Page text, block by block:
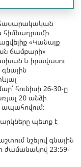
հիմնադրամի
«Կանայք
ճամբարի»
և իրավասու
գնային
հունիսի 26-30-ը
20 անձի
ապահովում։
պետք է
նշելով գնային
ժամանակով 23:59-